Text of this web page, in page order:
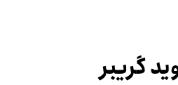
گریبر